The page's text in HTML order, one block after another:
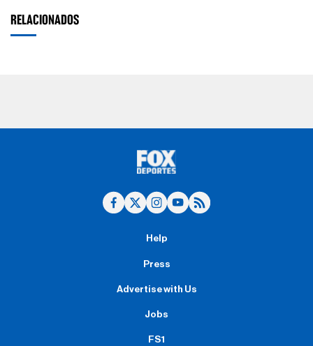
RELACIONADOS
Help
Press
Advertise with Us
Jobs
FS1